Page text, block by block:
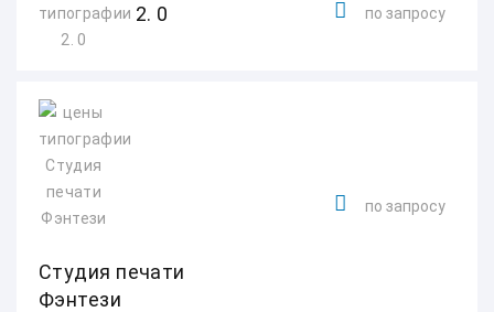
2. 0 по запросу
Студия печати
Фэнтези
по запросу